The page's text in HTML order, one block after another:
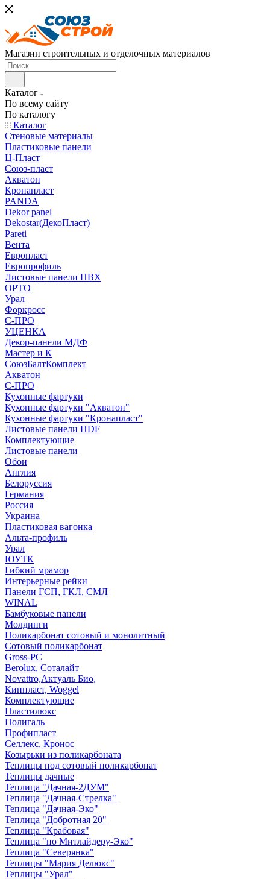
Магазин строительных и отделочных материалов
Каталог
По всему сайту
По каталогу
Каталог
Стеновые материалы
Пластиковые панели
Ц-Пласт
Союз-пласт
Акватон
Кронапласт
PANDA
Dekor panel
Dekostar(ДекоПласт)
Pareti
Вента
Европласт
Европрофиль
Листовые панели ПВХ
ОРТО
Урал
Форкросс
С-ПРО
УЦЕНКА
Декор-панели МДФ
Мастер и К
СоюзБалтКомплект
Акватон
С-ПРО
Кухонные фартуки
Кухонные фартуки "Акватон"
Кухонные фартуки "Кронапласт"
Листовые панели HDF
Комплектующие
Листовые панели
Обои
Англия
Белоруссия
Германия
Россия
Украина
Пластиковая вагонка
Альта-профиль
Урал
ЮУТК
Гибкий мрамор
Интерьерные рейки
Панели ГСП, ГКЛ, СМЛ
WINAL
Бамбуковые панели
Молдинги
Поликарбонат сотовый и монолитный
Сотовый поликарбонат
Gross-PC
Berolux, Соталайт
Novattro,Актуаль Био,
Кинпласт, Woggel
Комплектующие
Пластилюкс
Полигаль
Профипласт
Селлекс, Кронос
Козырьки из поликарбоната
Теплицы под сотовый поликарбонат
Теплицы дачные
Теплица "Дачная-2ДУМ"
Теплица "Дачная-Стрелка"
Теплица "Дачная-Эко"
Теплица "Добротная 20"
Теплица "Крабовая"
Теплица "по Митлайдеру-Эко"
Теплица "Северянка"
Теплицы "Мария Делюкс"
Теплицы "Урал"